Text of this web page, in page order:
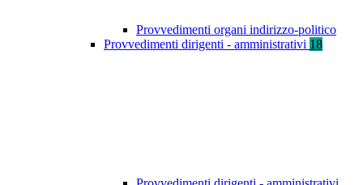
Provvedimenti organi indirizzo-politico
Provvedimenti dirigenti - amministrativi 18